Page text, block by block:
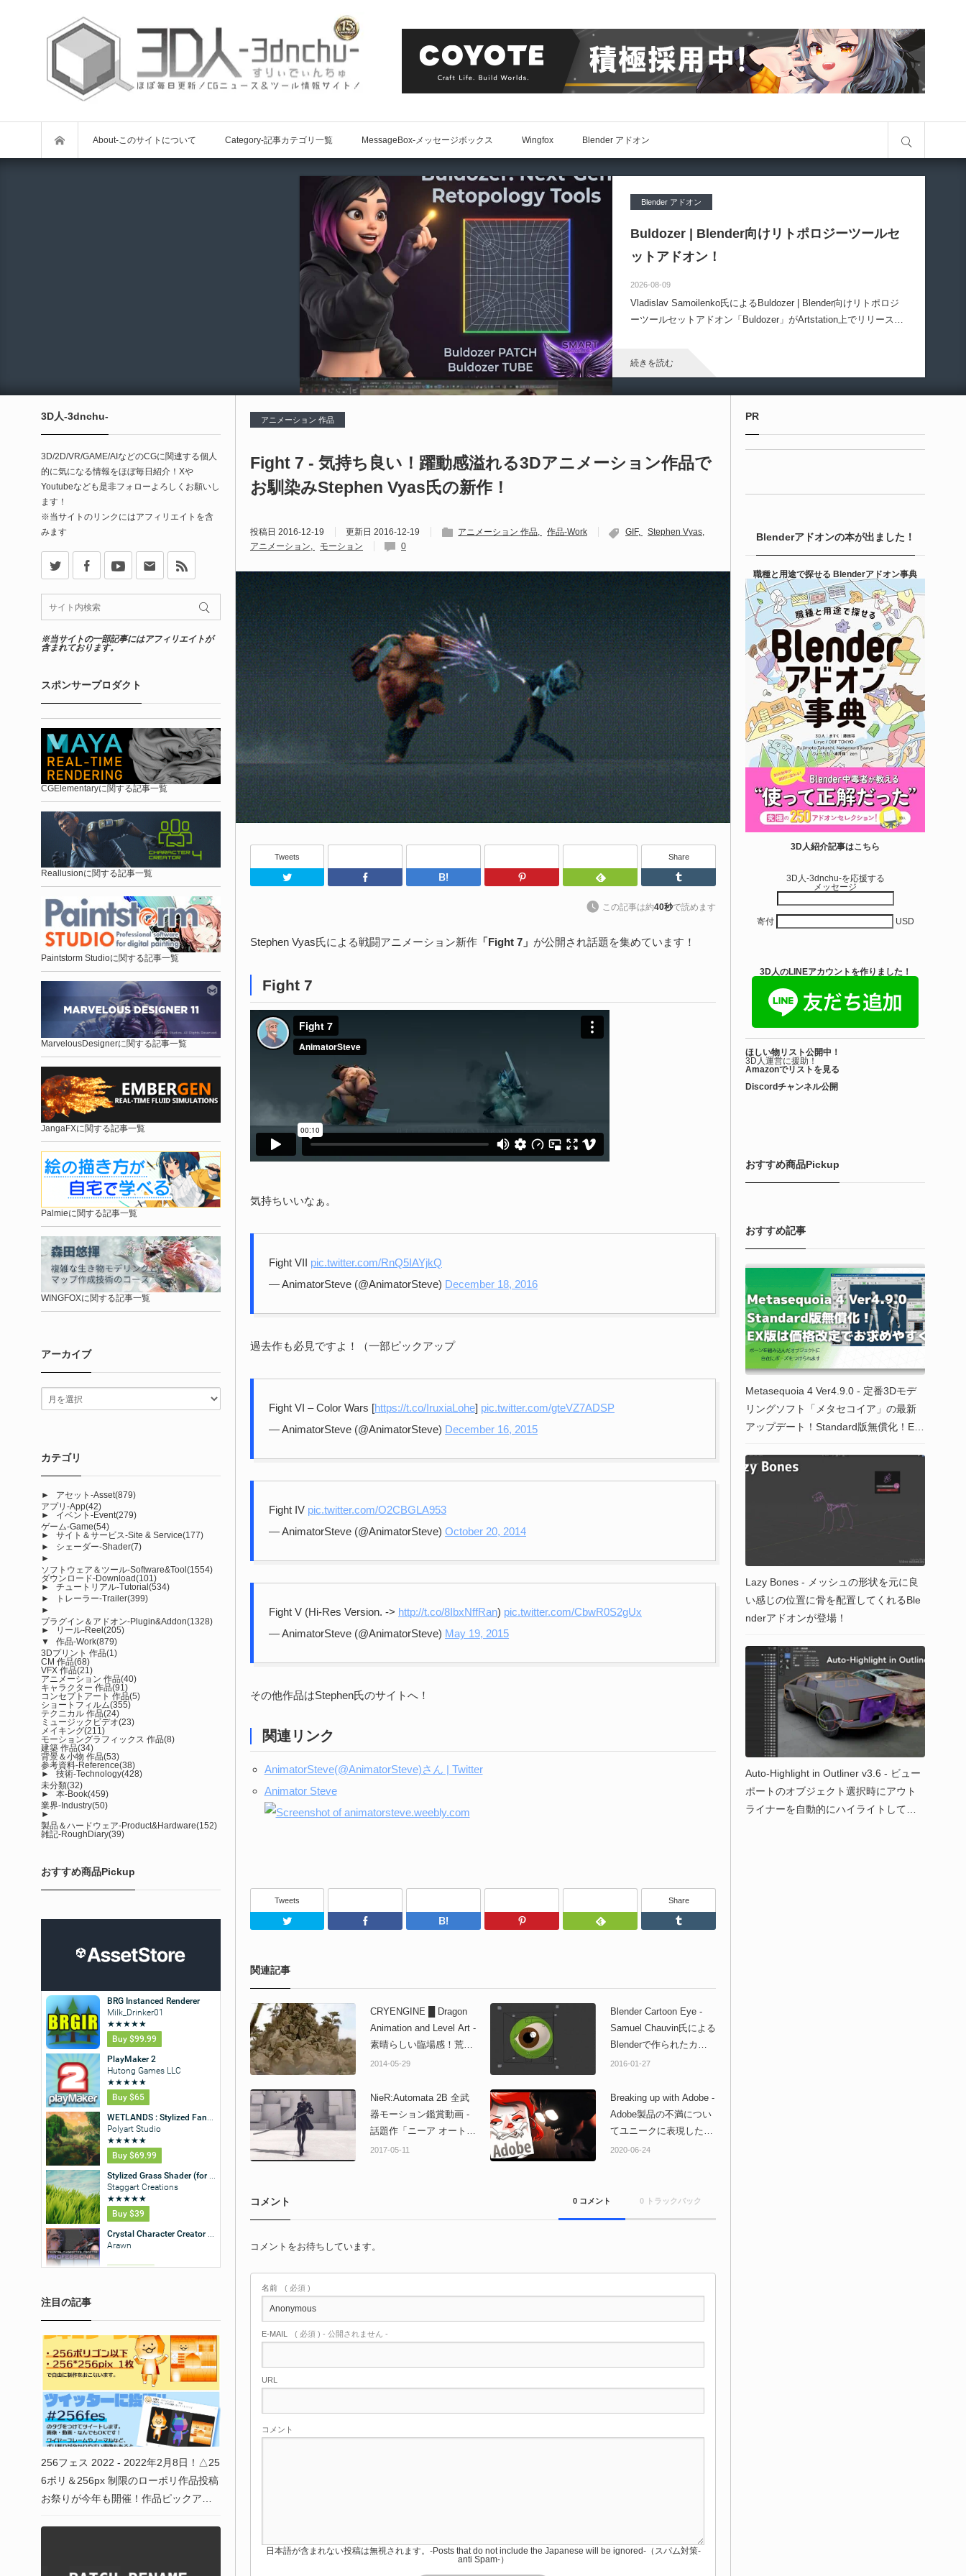
About-このサイトについて Category-記事カテゴリ一覧 MessageBox-メッセージボックス Wingfox Blender アドオン
Blender アドオン
Buldozer | Blender向けリトポロジーツールセ
ットアドオン！
2026-08-09
Vladislav Samoilenko氏によるBuldozer | Blender向けリトポロジ
ーツールセットアドオン「Buldozer」がArtstation上でリリースさ
続きを読む
Gizmify Media Plane 2 | MP4・AVI・MKV・M
OVな...
「Gizmify Media Plane」のバージョン２がリリースされたようで
Unreal Engine アセット
Material Parameter Manager | Unreal Engi...
2026-08-07
日本のゲーム系テクニカルアーティストのTack2氏
（@Tack2_3D）が展開する「Kachipochi（@kachipochi_tool）」
による、Unreal Engine向けエディタープラグイン「Material
Parameter Manager」が公開されています。マテリアルやマテリ
アル関数のパラメータ管理・整理・編集を効率化するためのツー
ルです。
続きを読む
Unreal Engine アセット
al Engine 5...
2026-08-05
Sentient Softwareによる、直感的にパイプ形状を構築出来る
Unreal Engine 5向けプラグイン「Pipe It」がFab上でリリースさ
れました！
Directive Utilities | ブループリントライブラリ
アニメーション 作品
Fight 7 - 気持ち良い！躍動感溢れる3Dアニメーション作品で
お馴染みStephen Vyas氏の新作！
投稿日 2016-12-19 更新日 2016-12-19 アニメーション 作品 作品-Work GIF
Stephen Vyas
アニメーション
モーション 0
Tweets
Twitter Facebook はてなブックマークPinterest Feedly
Share
この記事は約40秒で読めます
Stephen Vyas氏による戦闘アニメーション新作 「Fight 7」 が公開され話題を集めています！
Fight 7
気持ちいいなぁ。
Fight VII pic.twitter.com/RnQ5IAYjkQ
— AnimatorSteve (@AnimatorSteve) December 18, 2016
過去作も必見ですよ！（一部ピックアップ
Fight VI – Color Wars [https://t.co/IruxiaLohe] pic.twitter.com/gteVZ7ADSP
— AnimatorSteve (@AnimatorSteve) December 16, 2015
Fight IV pic.twitter.com/O2CBGLA953
— AnimatorSteve (@AnimatorSteve) October 20, 2014
Fight V (Hi-Res Version. -> http://t.co/8IbxNffRan) pic.twitter.com/CbwR0S2gUx
— AnimatorSteve (@AnimatorSteve) May 19, 2015
その他作品はStephen氏のサイトへ！
関連リンク
AnimatorSteve(@AnimatorSteve)さん | Twitter
Animator Steve
Tweets
Twitter Facebook はてなブックマークPinterest Feedly
Share
関連記事
CRYENGINE █ Dragon
Animation and Level Art -
素晴らしい臨場感！荒野
に佇むドラゴン＆背景リ
他作品も必見！
2014-05-29
Blender Cartoon Eye -
Samuel Chauvin氏による
Blenderで作られたカー
トゥーン眼球リグが良い
2016-01-27
NieR:Automata 2B 全武
器モーション鑑賞動画 -
話題作「ニーア オートマ
タ」主人公2B（ツービ
2017-05-11
Breaking up with Adobe -
Adobe製品の不満につい
てユニークに表現したア
ニメーション作品が話題
2020-06-24
コメント 0 コメント 0 トラックバック
コメントをお待ちしています。
名前 ( 必須 )
E-MAIL ( 必須 ) - 公開されません -
URL
コメント
日本語が含まれない投稿は無視されます。-Posts that do not include the Japanese will be ignored-（スパム対策-
anti Spam-）
3D人-3dnchu-
3D/2D/VR/GAME/AIなどのCGに関連する個人
的に気になる情報をほぼ毎日紹介！Xや
Youtubeなども是非フォローよろしくお願いし
ます！
※当サイトのリンクにはアフィリエイトを含
みます
※当サイトの一部記事にはアフィリエイトが
含まれております。
スポンサープロダクト
CGElementaryに関する記事一覧
Reallusionに関する記事一覧
Paintstorm Studioに関する記事一覧
MarvelousDesignerに関する記事一覧
JangaFXに関する記事一覧
Palmieに関する記事一覧
WINGFOXに関する記事一覧
アーカイブ
カテゴリ
► アセット-Asset(879)
アプリ-App(42)
►
イベント-Event(279)
ゲーム-Game(54)
►
サイト＆サービス-Site & Service(177)
►
シェーダー-Shader(7)
►
ソフトウェア＆ツール-Software&Tool(1554)
ダウンロード-Download(101)
►
チュートリアル-Tutorial(534)
►
トレーラー-Trailer(399)
►
プラグイン＆アドオン-Plugin&Addon(1328)
►
リール-Reel(205)
▼
作品-Work(879)
3Dプリント 作品(1)
CM 作品(68)
VFX 作品(21)
アニメーション 作品(40)
キャラクター 作品(91)
コンセプトアート 作品(5)
ショートフィルム(355)
テクニカル 作品(24)
ミュージックビデオ(23)
メイキング(211)
モーショングラフィックス 作品(8)
建築 作品(34)
背景＆小物 作品(53)
参考資料-Reference(38)
►
技術-Technology(428)
未分類(32)
►
本-Book(459)
業界-Industry(50)
►
製品＆ハードウェア-Product&Hardware(152)
雑記-RoughDiary(39)
おすすめ商品Pickup
注目の記事
256フェス 2022 - 2022年2月8日！△25
6ポリ＆256px 制限のローポリ作品投稿
お祭りが今年も開催！作品ピックアッ
PR
Blenderアドオンの本が出ました！
職種と用途で探せる Blenderアドオン事典
3D人紹介記事はこちら
3D人-3dnchu-を応援する
メッセージ
寄付 USD
3D人のLINEアカウントを作りました！
ほしい物リスト公開中！
3D人運営に援助！
Amazonでリストを見る
Discordチャンネル公開
おすすめ商品Pickup
おすすめ記事
Metasequoia 4 Ver4.9.0 - 定番3Dモデ
リングソフト「メタセコイア」の最新
アップデート！Standard版無償化！EX
equoia
Lazy Bones - メッシュの形状を元に良
い感じの位置に骨を配置してくれるBle
nderアドオンが登場！
Auto-Highlight in Outliner v3.6 - ビュー
ポートのオブジェクト選択時にアウト
ライナーを自動的にハイライトしてく